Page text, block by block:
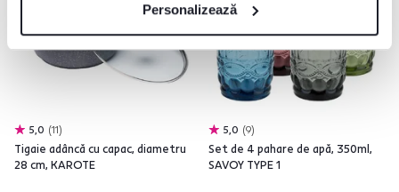
Personalizează
5,0 11
Tigaie adâncă cu capac, diametru
28 cm, KAROTE
5,0 9
Set de 4 pahare de apă, 350ml,
SAVOY TYPE 1